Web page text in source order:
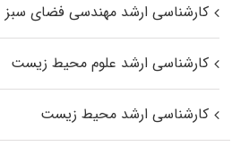
کارشناسی ارشد مهندسی فضای سبز
کارشناسی ارشد علوم محیط‌ زیست
کارشناسی ارشد محیط زیست